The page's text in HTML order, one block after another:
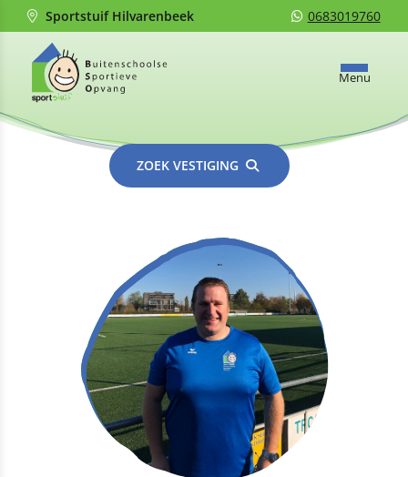
Sportstuif Hilvarenbeek 0683019760
Menu
ZOEK VESTIGING